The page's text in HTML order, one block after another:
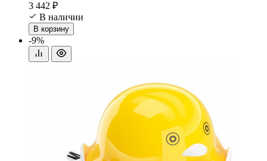
3 442 ₽
В наличии
В корзину
-9%